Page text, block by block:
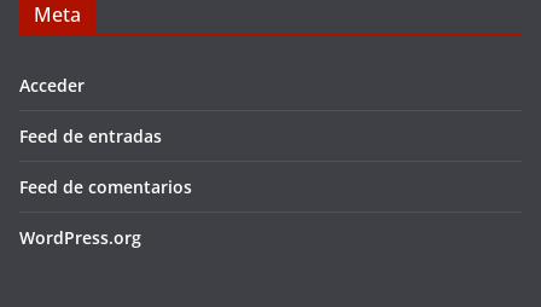
Meta
Acceder
Feed de entradas
Feed de comentarios
WordPress.org